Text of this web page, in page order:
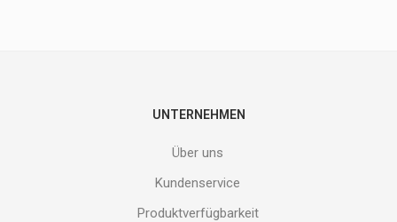
UNTERNEHMEN
Über uns
Kundenservice
Produktverfügbarkeit